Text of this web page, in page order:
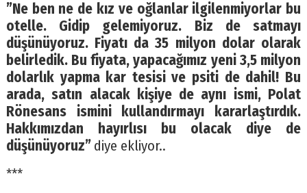
”Ne ben ne de kız ve oğlanlar ilgilenmiyorlar bu
otelle. Gidip gelemiyoruz. Biz de satmayı
düşünüyoruz. Fiyatı da 35 milyon dolar olarak
belirledik. Bu fiyata, yapacağımız yeni 3,5 milyon
dolarlık yapma kar tesisi ve psiti de dahil! Bu
arada, satın alacak kişiye de aynı ismi, Polat
Rönesans ismini kullandırmayı kararlaştırdık.
Hakkımızdan hayırlısı bu olacak diye de
düşünüyoruz” diye ekliyor..
***